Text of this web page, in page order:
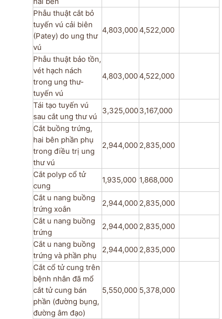
Phẫu thuật cắt bỏ
tuyến vú cải biên
(Patey) do ung thư
vú
4,803,000 4,522,000
Phẫu thuật bảo tồn,
vét hạch nách
trong ung thư­
tuyến vú
4,803,000 4,522,000
Tái tạo tuyến vú
sau cắt ung thư vú
3,325,0003,167,000
Cắt buồng trứng,
hai bên phần phụ
trong điều trị ung
thư vú
2,944,000 2,835,000
Cắt polyp cổ tử
cung
1,935,000 1,868,000
Cắt u nang buồng
trứng xoắn
2,944,000 2,835,000
Cắt u nang buồng
trứng
2,944,000 2,835,000
Cắt u nang buồng
trứng và phần phụ
2,944,000 2,835,000
Cắt cổ tử cung trên
bệnh nhân đã mổ
cắt tử cung bán
phần (đường bụng,
đường âm đạo)
5,550,000 5,378,000